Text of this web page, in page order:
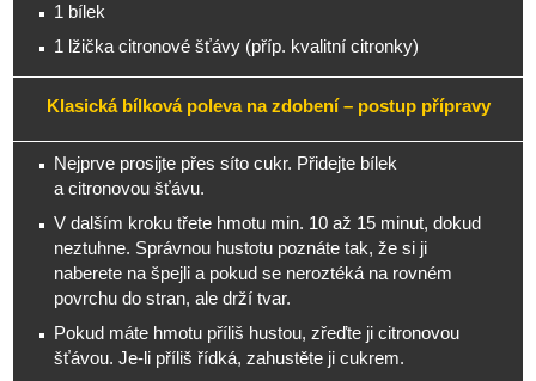
1 bílek
1 lžička citronové šťávy (příp. kvalitní citronky)
Klasická bílková poleva na zdobení – postup přípravy
Nejprve prosijte přes síto cukr. Přidejte bílek
a citronovou šťávu.
V dalším kroku třete hmotu min. 10 až 15 minut, dokud
neztuhne. Správnou hustotu poznáte tak, že si ji
naberete na špejli a pokud se neroztéká na rovném
povrchu do stran, ale drží tvar.
Pokud máte hmotu příliš hustou, zřeďte ji citronovou
šťávou. Je-li příliš řídká, zahustěte ji cukrem.